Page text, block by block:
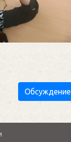
Обсуждение